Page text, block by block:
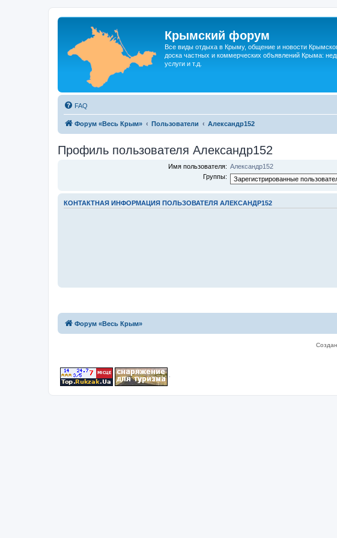
Крымский форум
Все виды отдыха в Крыму, общение и новости
доска частных и коммерческих объявлений Крыма:
услуги и т.д.
FAQ
Форум «Весь Крым» Пользователи Александр152
Профиль пользователя Александр152
Имя пользователя: Александр152
Группы:
КОНТАКТНАЯ ИНФОРМАЦИЯ ПОЛЬЗОВАТЕЛЯ АЛЕКСАНДР152
Форум «Весь Крым»